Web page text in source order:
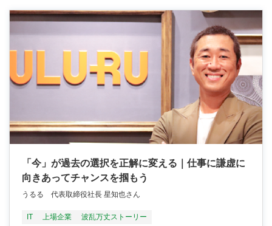
「今」が過去の選択を正解に変える｜仕事に謙虚に
向きあってチャンスを掴もう
うるる 代表取締役社長 星知也さん
IT 上場企業 波乱万丈ストーリー